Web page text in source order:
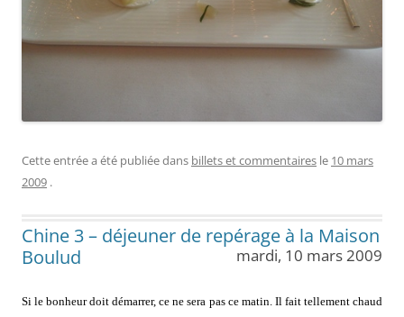
Cette entrée a été publiée dans billets et commentaires le 10 mars
2009 .
Chine 3 – déjeuner de repérage à la Maison
Boulud
mardi, 10 mars 2009
Si le bonheur doit démarrer, ce ne sera pas ce matin. Il fait tellement chaud